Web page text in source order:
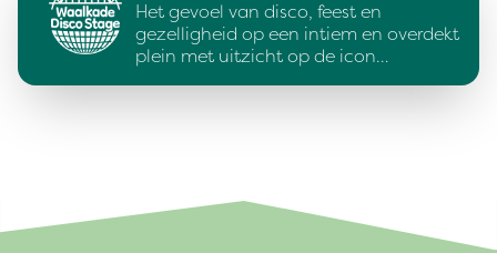
Het gevoel van disco, feest en
gezelligheid op een intiem en overdekt
plein met uitzicht op de icon…